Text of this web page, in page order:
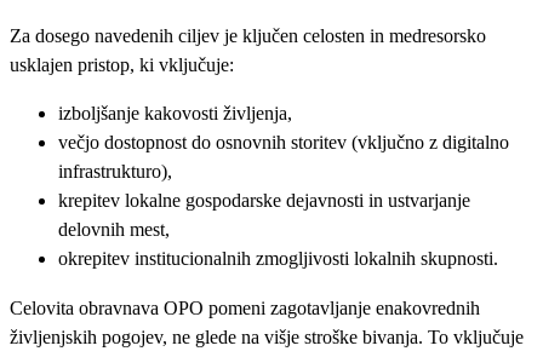
Za dosego navedenih ciljev je ključen celosten in medresorsko
usklajen pristop, ki vključuje:
izboljšanje kakovosti življenja,
večjo dostopnost do osnovnih storitev (vključno z digitalno
infrastrukturo),
krepitev lokalne gospodarske dejavnosti in ustvarjanje
delovnih mest,
okrepitev institucionalnih zmogljivosti lokalnih skupnosti.
Celovita obravnava OPO pomeni zagotavljanje enakovrednih
življenjskih pogojev, ne glede na višje stroške bivanja. To vključuje